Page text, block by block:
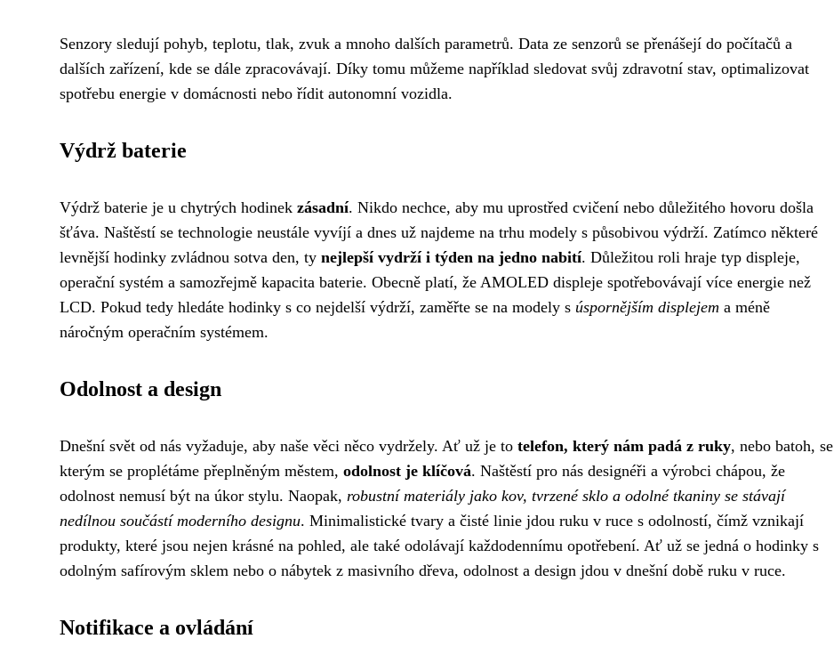
Senzory sledují pohyb, teplotu, tlak, zvuk a mnoho dalších parametrů. Data ze senzorů se přenášejí do počítačů a
dalších zařízení, kde se dále zpracovávají. Díky tomu můžeme například sledovat svůj zdravotní stav, optimalizovat
spotřebu energie v domácnosti nebo řídit autonomní vozidla.
Výdrž baterie
Výdrž baterie je u chytrých hodinek zásadní. Nikdo nechce, aby mu uprostřed cvičení nebo důležitého hovoru došla
šťáva. Naštěstí se technologie neustále vyvíjí a dnes už najdeme na trhu modely s působivou výdrží. Zatímco některé
levnější hodinky zvládnou sotva den, ty nejlepší vydrží i týden na jedno nabití. Důležitou roli hraje typ displeje,
operační systém a samozřejmě kapacita baterie. Obecně platí, že AMOLED displeje spotřebovávají více energie než
LCD. Pokud tedy hledáte hodinky s co nejdelší výdrží, zaměřte se na modely s úspornějším displejem a méně
náročným operačním systémem.
Odolnost a design
Dnešní svět od nás vyžaduje, aby naše věci něco vydržely. Ať už je to telefon, který nám padá z ruky, nebo batoh, se
kterým se proplétáme přeplněným městem, odolnost je klíčová. Naštěstí pro nás designéři a výrobci chápou, že
odolnost nemusí být na úkor stylu. Naopak, robustní materiály jako kov, tvrzené sklo a odolné tkaniny se stávají
nedílnou součástí moderního designu. Minimalistické tvary a čisté linie jdou ruku v ruce s odolností, čímž vznikají
produkty, které jsou nejen krásné na pohled, ale také odolávají každodennímu opotřebení. Ať už se jedná o hodinky s
odolným safírovým sklem nebo o nábytek z masivního dřeva, odolnost a design jdou v dnešní době ruku v ruce.
Notifikace a ovládání